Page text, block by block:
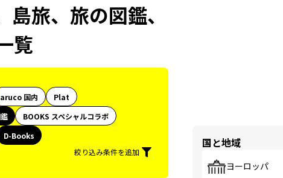
旅、旅の図鑑、
覧
aruco 国内
Plat
BOOKS スペシャルコラボ
D-Books
絞り込み条件を追加
国と地域
ヨーロッパ